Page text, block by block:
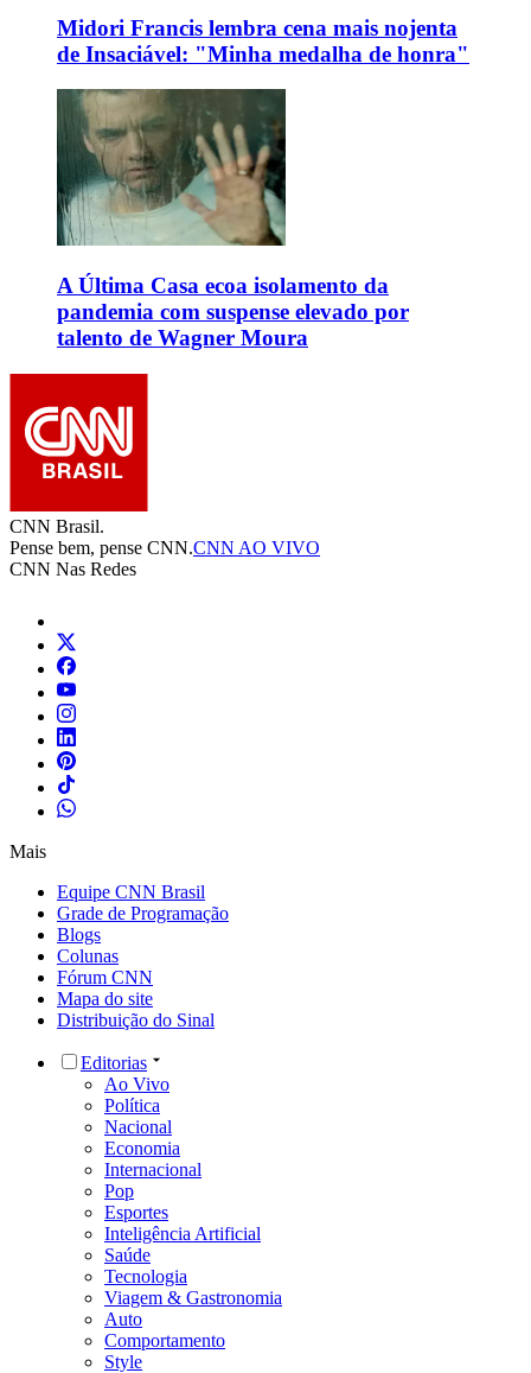
Midori Francis lembra cena mais nojenta
de Insaciável: "Minha medalha de honra"
A Última Casa ecoa isolamento da
pandemia com suspense elevado por
talento de Wagner Moura
CNN Brasil.
Pense bem, pense CNN.CNN AO VIVO
CNN Nas Redes
Mais
Equipe CNN Brasil
Grade de Programação
Blogs
Colunas
Fórum CNN
Mapa do site
Distribuição do Sinal
Editorias
Ao Vivo
Política
Nacional
Economia
Internacional
Pop
Esportes
Inteligência Artificial
Saúde
Tecnologia
Viagem & Gastronomia
Auto
Comportamento
Style